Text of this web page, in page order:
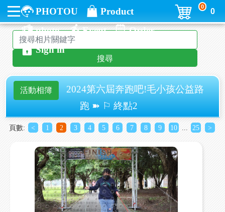
PHOTOU
Product
photo
Event
Order
Sign in
0
0
搜尋
活動相簿
2024第六屆奔跑吧!毛小孩公益路
跑 ➽ ⚐ 終點2
頁數: < 1 2 3 4 5 6 7 8 9 10 25 >